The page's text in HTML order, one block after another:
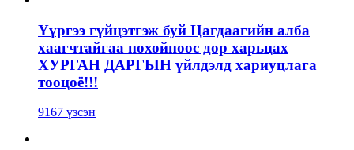
Үүргээ гүйцэтгэж буй Цагдаагийн алба
хаагчтайгаа нохойноос дор харьцах
ХУРГАН ДАРГЫН үйлдэлд хариуцлага
тооцоё!!!
9167 үзсэн